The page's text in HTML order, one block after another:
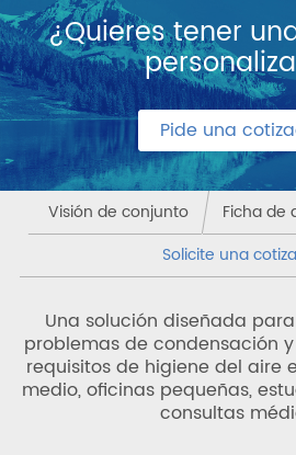
¿Quieres tener
Pide una
Visión de conjunto Ficha de
Solicite una
Una solución diseñada
problemas de condensación
requisitos de higiene del aire
medio, oficinas pequeñas,
consultas